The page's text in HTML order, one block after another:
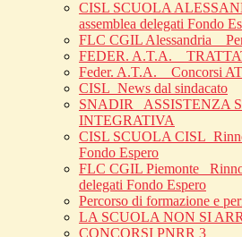
CISL SCUOLA
assemblea delegati Fondo
FLC CGIL Alessandria _
FEDER. A.T.A. _
Feder. A.T.A. _ Concorsi
CISL_News dal sindacato
SNADIR_ ASSISTENZA
INTEGRATIVA
CISL SCUOLA
Fondo Espero
FLC CGIL Piemonte
delegati Fondo Espero
Percorso di formazione e
LA SCUOLA NON SI
CONCORSI PNRR 3